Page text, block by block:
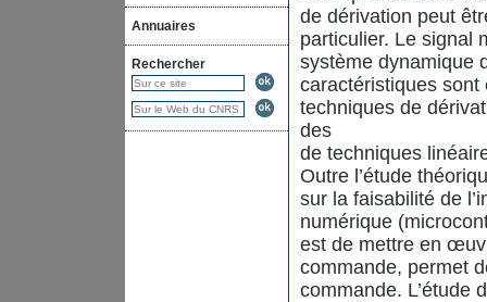
Annuaires
Rechercher
de dérivation peut
particulier. Le signal
système dynamique
caractéristiques
techniques de
des
de techniques
Outre l’étude
sur la faisabilité de
numérique
est de mettre en
commande, permet
commande. L’étude